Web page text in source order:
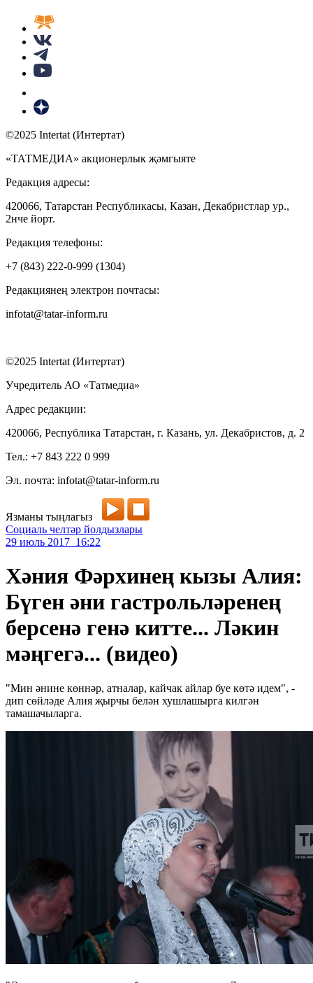
©2025 Intertat (Интертат)
«ТАТМЕДИА» акционерлык җәмгыяте
Редакция адресы:
420066, Татарстан Республикасы, Казан, Декабристлар ур.,
2нче йорт.
Редакция телефоны:
+7 (843) 222-0-999 (1304)
Редакциянең электрон почтасы:
infotat@tatar-inform.ru
©2025 Intertat (Интертат)
Учредитель АО «Татмедиа»
Адрес редакции:
420066, Республика Татарстан, г. Казань, ул. Декабристов, д. 2
Тел.: +7 843 222 0 999
Эл. почта: infotat@tatar-inform.ru
Язманы тыңлагыз
Социаль челтәр йолдызлары
29 июль 2017 16:22
Хәния Фәрхинең кызы Алия:
Бүген әни гастрольләренең
берсенә генә китте... Ләкин
мәңгегә... (видео)
"Мин әнине көннәр, атналар, кайчак айлар буе көтә идем", -
дип сөйләде Алия җырчы белән хушлашырга килгән
тамашачыларга.